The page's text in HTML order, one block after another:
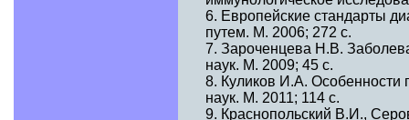
6. Европейские стандарты
путем. М. 2006; 272 с.
7. Зароченцева Н.В.
наук. М. 2009; 45 с.
8. Куликов И.А. Особенности
наук. М. 2011; 114 с.
9. Краснопольский В.И.,